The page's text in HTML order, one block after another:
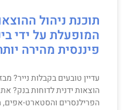
תוכנת ניהול
המופעלת על ידי
פיננסית מהירה
עדיין טובעים בקבלות נייר?
הוצאות ידנית לדוחות בנק?
הפרילנסרים והסטארט-